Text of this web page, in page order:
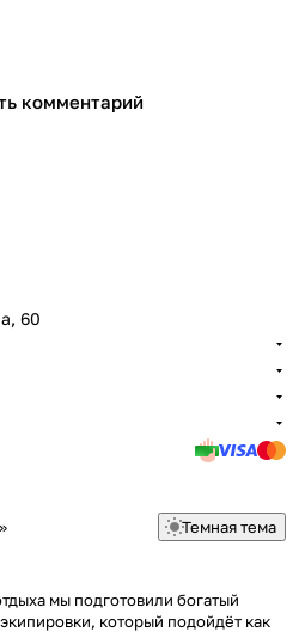
комментарий
60
Темная тема
мы подготовили богатый
который подойдёт как